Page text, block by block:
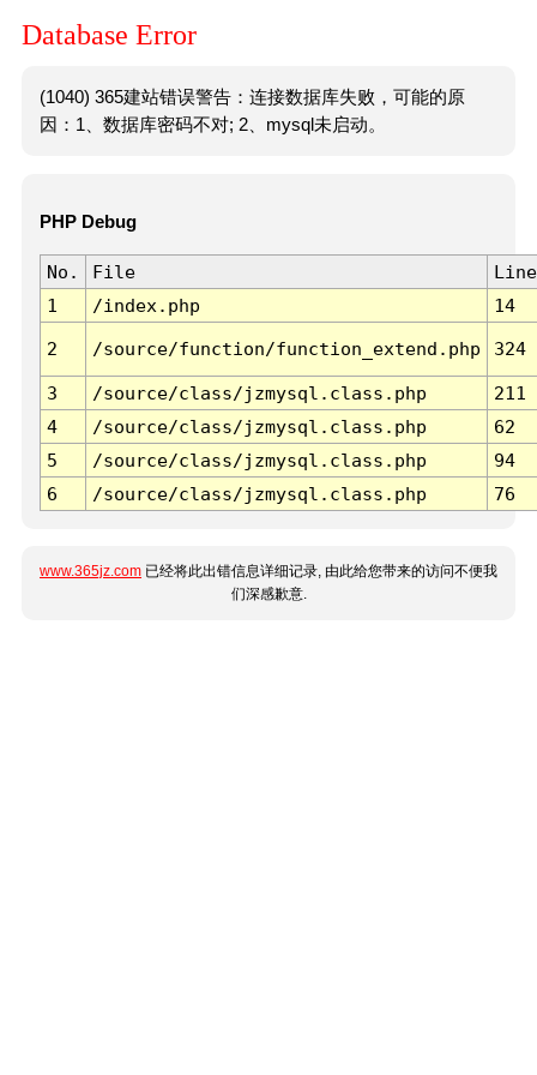
Database Error
(1040) 365建站错误警告：连接数据库失败，可能的原
因：1、数据库密码不对; 2、mysql未启动。
PHP Debug
No. File
Line
1
/index.php 14
2 /source/function/function_extend.php 324
3 /source/class/jzmysql.class.php
211
4
/source/class/jzmysql.class.php
62
5
/source/class/jzmysql.class.php
94
6
/source/class/jzmysql.class.php 76
www.365jz.com 已经将此出错信息详细记录, 由此给您带来的访问不便我
们深感歉意.